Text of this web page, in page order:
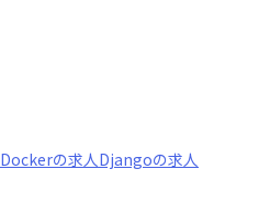
Dockerの求人Djangoの求人